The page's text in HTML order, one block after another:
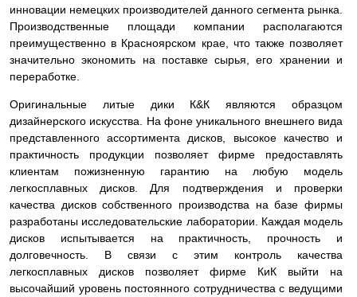
инновации немецких производителей данного сегмента рынка.
Производственные площади компании располагаются
преимущественно в Красноярском крае, что также позволяет
значительно экономить на поставке сырья, его хранении и
переработке.
Оригинальные литые дики К&К являются образцом
дизайнерского искусства. На фоне уникального внешнего вида
представленного ассортимента дисков, высокое качество и
практичность продукции позволяет фирме предоставлять
клиентам пожизненную гарантию на любую модель
легкосплавных дисков. Для подтверждения и проверки
качества дисков собственного производства на базе фирмы
разработаны исследовательские лаборатории. Каждая модель
дисков испытывается на практичность, прочность и
долговечность. В связи с этим контроль качества
легкосплавных дисков позволяет фирме КиК выйти на
высочайший уровень постоянного сотрудничества с ведущими